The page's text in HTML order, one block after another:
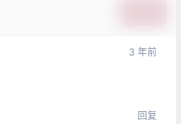
3 年前
回复